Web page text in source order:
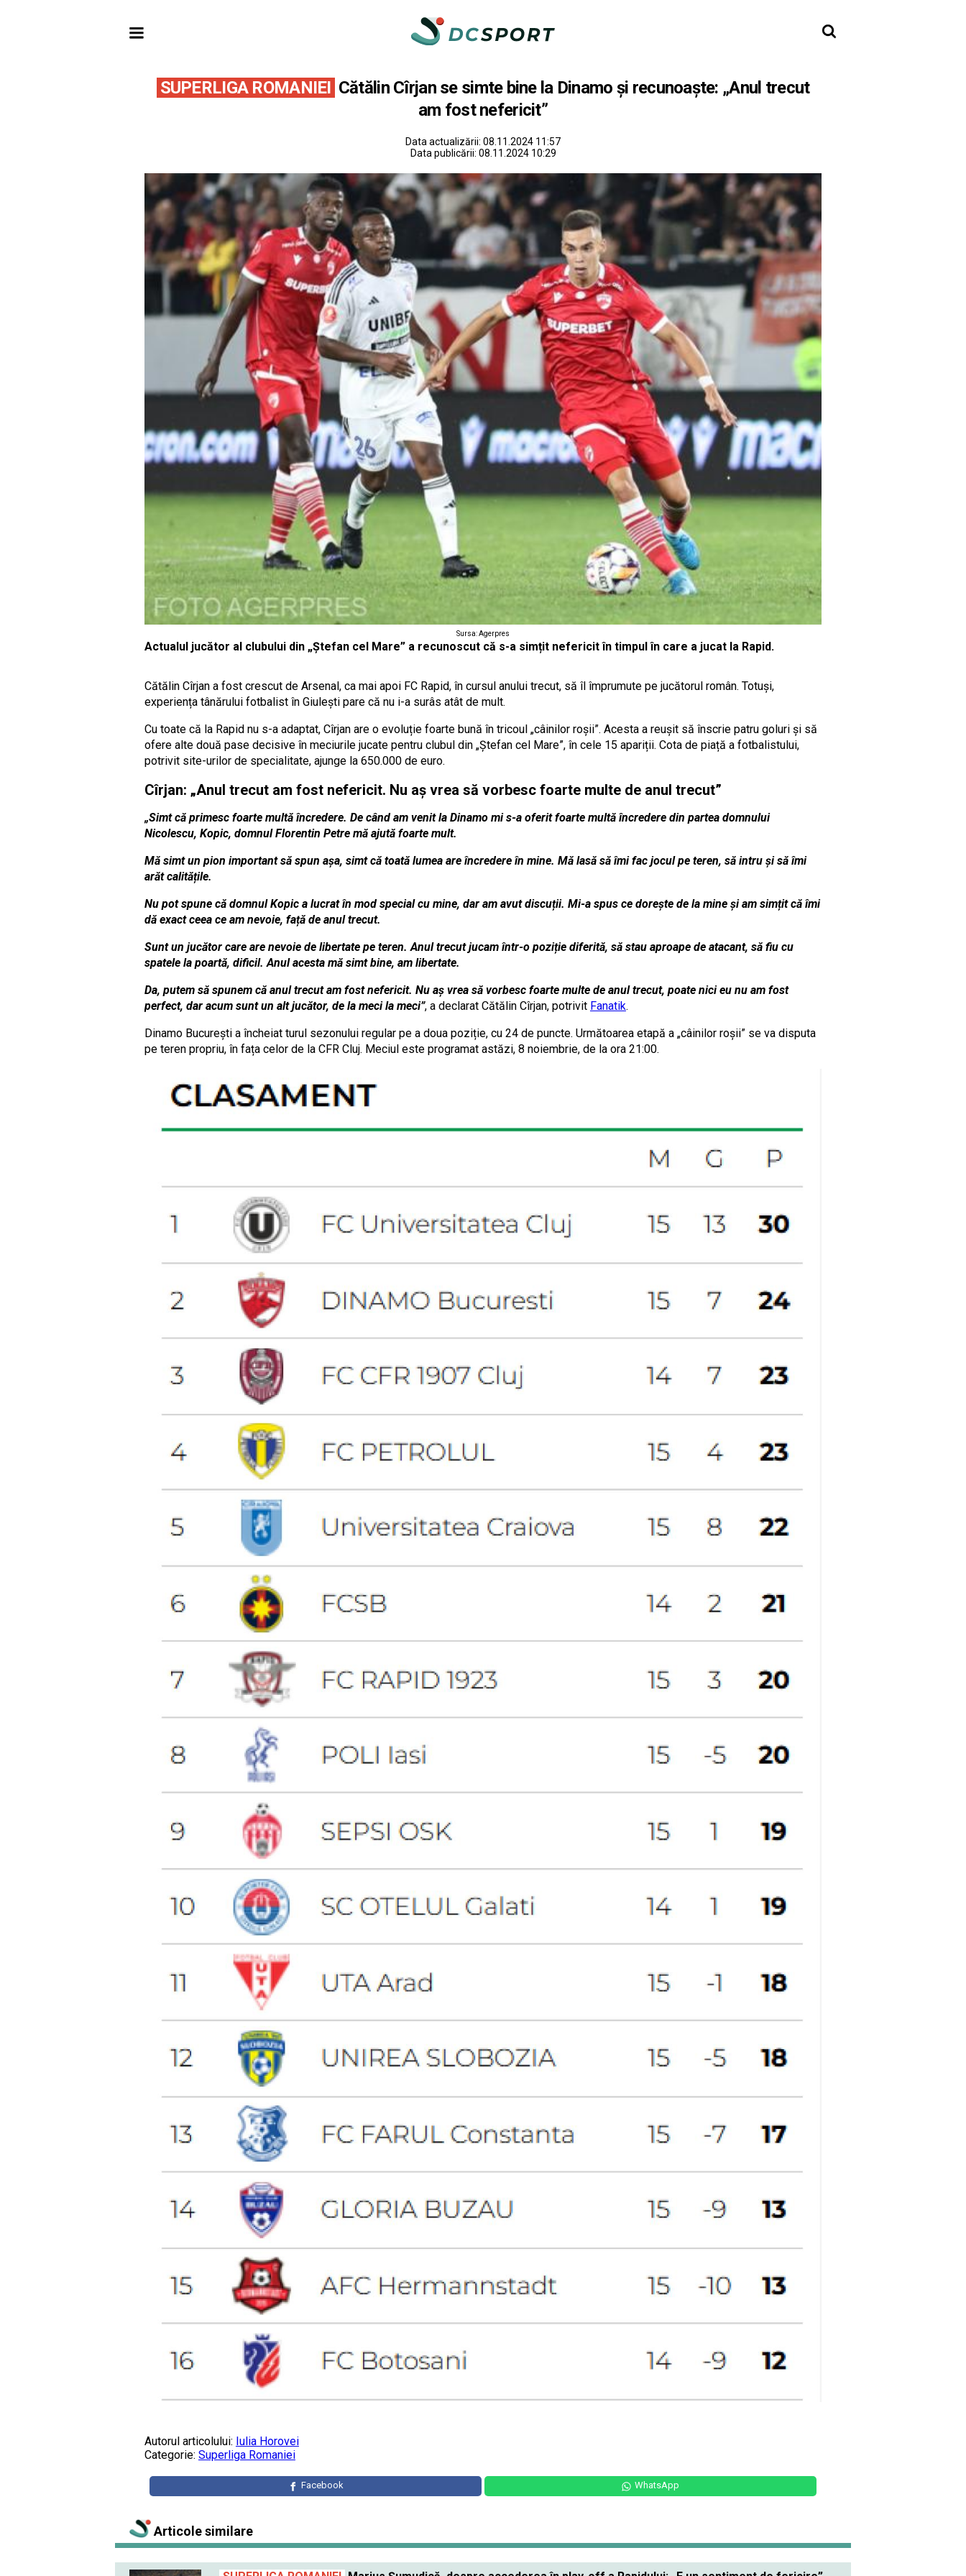
SUPERLIGA ROMANIEI Cătălin Cîrjan se simte bine la Dinamo și recunoaște: „Anul trecut
am fost nefericit”
Data actualizării: 08.11.2024 11:57
Data publicării: 08.11.2024 10:29
Sursa: Agerpres
Actualul jucător al clubului din „Ștefan cel Mare” a recunoscut că s-a simțit nefericit în timpul în care a jucat la Rapid.
Cătălin Cîrjan a fost crescut de Arsenal, ca mai apoi FC Rapid, în cursul anului trecut, să îl împrumute pe jucătorul român. Totuși,
experiența tânărului fotbalist în Giulești pare că nu i-a surâs atât de mult.
Cu toate că la Rapid nu s-a adaptat, Cîrjan are o evoluție foarte bună în tricoul „câinilor roșii”. Acesta a reușit să înscrie patru goluri și să
ofere alte două pase decisive în meciurile jucate pentru clubul din „Ștefan cel Mare”, în cele 15 apariții. Cota de piață a fotbalistului,
potrivit site-urilor de specialitate, ajunge la 650.000 de euro.
Cîrjan: „Anul trecut am fost nefericit. Nu aș vrea să vorbesc foarte multe de anul trecut”
„Simt că primesc foarte multă încredere. De când am venit la Dinamo mi s-a oferit foarte multă încredere din partea domnului
Nicolescu, Kopic, domnul Florentin Petre mă ajută foarte mult.
Mă simt un pion important să spun așa, simt că toată lumea are încredere în mine. Mă lasă să îmi fac jocul pe teren, să intru și să îmi
arăt calitățile.
Nu pot spune că domnul Kopic a lucrat în mod special cu mine, dar am avut discuții. Mi-a spus ce dorește de la mine și am simțit că îmi
dă exact ceea ce am nevoie, față de anul trecut.
Sunt un jucător care are nevoie de libertate pe teren. Anul trecut jucam într-o poziție diferită, să stau aproape de atacant, să fiu cu
spatele la poartă, dificil. Anul acesta mă simt bine, am libertate.
Da, putem să spunem că anul trecut am fost nefericit. Nu aș vrea să vorbesc foarte multe de anul trecut, poate nici eu nu am fost
perfect, dar acum sunt un alt jucător, de la meci la meci”, a declarat Cătălin Cîrjan, potrivit Fanatik.
Dinamo București a încheiat turul sezonului regular pe a doua poziție, cu 24 de puncte. Următoarea etapă a „câinilor roșii” se va disputa
pe teren propriu, în fața celor de la CFR Cluj. Meciul este programat astăzi, 8 noiembrie, de la ora 21:00.
Autorul articolului: Iulia Horovei
Categorie: Superliga Romaniei
Facebook WhatsApp
Articole similare